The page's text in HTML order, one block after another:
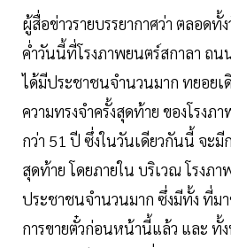
ผู้สื่อข่าวรายบรรยากาศว่า ตลอดทั้
ค่ำวันนี้ที่โรงภาพยนตร์สกาลา ถน
ได้มีประชาชนจำนวนมาก ทยอยเ
ความทรงจำครั้งสุดท้าย ของโรงภ
กว่า 51 ปี ซึ่งในวันเดียวกันนี้ จะมี
สุดท้าย โดยภายใน บริเวณ โรงภา
ประชาชนจำนวนมาก ซึ่งมีทั้ง ที่ม
การขายตั๋วก่อนหน้านี้แล้ว และ ทั้